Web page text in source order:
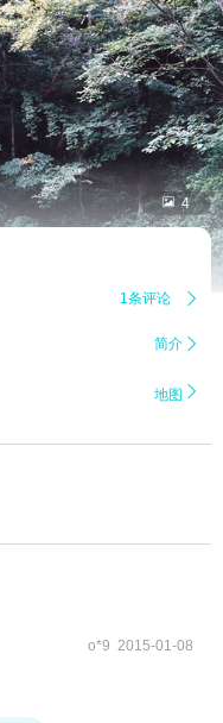
 4
1条评论 
简介 
地图 
o*9 2015-01-08